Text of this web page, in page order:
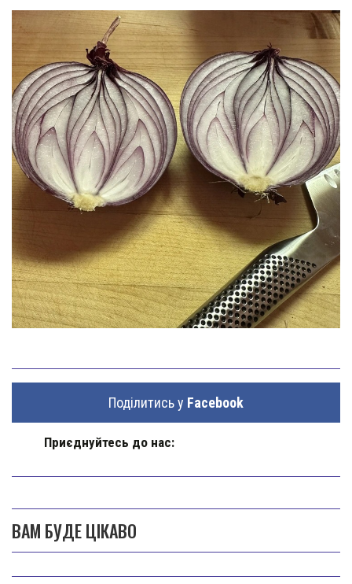
Поділитись у Facebook
Приєднуйтесь до нас:
ВАМ БУДЕ ЦІКАВО